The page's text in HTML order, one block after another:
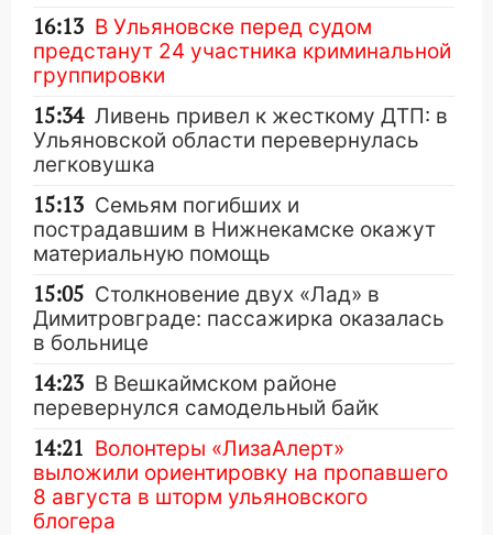
16:13 В Ульяновске перед судом
предстанут 24 участника криминальной
группировки
15:34 Ливень привел к жесткому ДТП: в
Ульяновской области перевернулась
легковушка
15:13 Семьям погибших и
пострадавшим в Нижнекамске окажут
материальную помощь
15:05 Столкновение двух «Лад» в
Димитровграде: пассажирка оказалась
в больнице
14:23 В Вешкаймском районе
перевернулся самодельный байк
14:21 Волонтеры «ЛизаАлерт»
выложили ориентировку на пропавшего
8 августа в шторм ульяновского
блогера